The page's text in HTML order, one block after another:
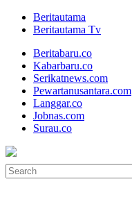
Beritautama
Beritautama Tv
Beritabaru.co
Kabarbaru.co
Serikatnews.com
Pewartanusantara.com
Langgar.co
Jobnas.com
Surau.co